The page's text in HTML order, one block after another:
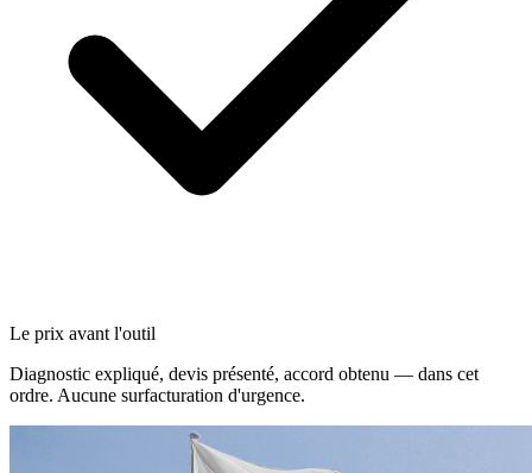
Le prix avant l'outil
Diagnostic expliqué, devis présenté, accord obtenu — dans cet
ordre. Aucune surfacturation d'urgence.